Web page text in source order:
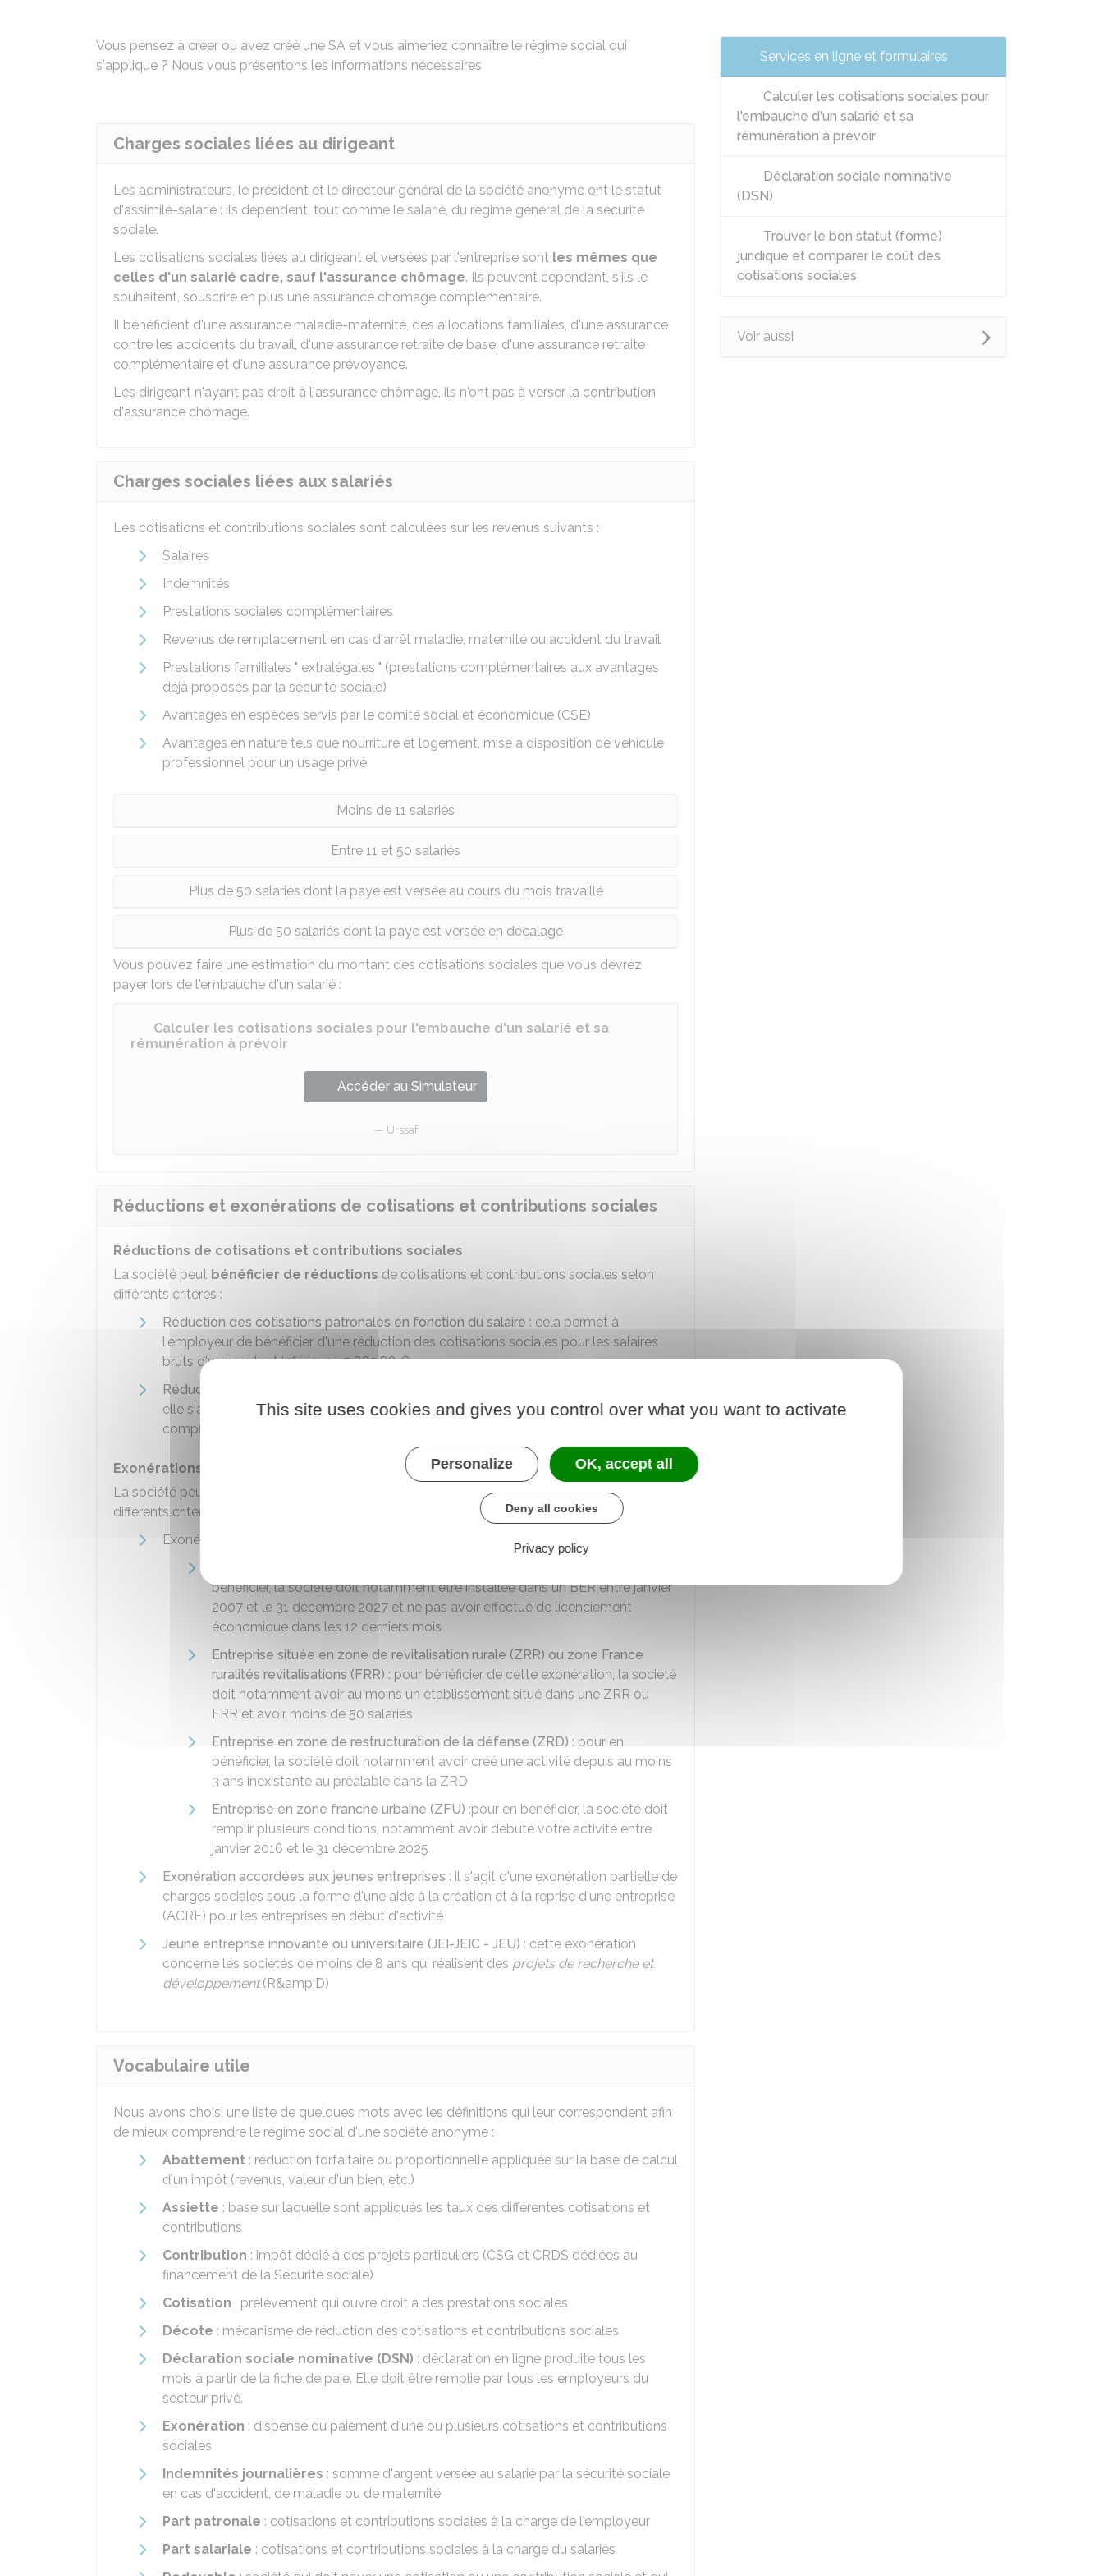
Vous pensez à créer ou avez créé une SA et vous aimeriez connaître le régime social qui
s'applique ? Nous vous présentons les informations nécessaires.
Charges sociales liées au dirigeant
Les administrateurs, le président et le directeur général de la société anonyme ont le statut
d'assimilé-salarié : ils dépendent, tout comme le salarié, du régime général de la sécurité
sociale.
Les cotisations sociales liées au dirigeant et versées par l'entreprise sont les mêmes que
celles d'un salarié cadre, sauf l'assurance chômage. Ils peuvent cependant, s'ils le
souhaitent, souscrire en plus une assurance chômage complémentaire.
Il bénéficient d'une assurance maladie-maternité, des allocations familiales, d'une assurance
contre les accidents du travail, d'une assurance retraite de base, d'une assurance retraite
complémentaire et d'une assurance prévoyance.
Les dirigeant n'ayant pas droit à l'assurance chômage, ils n'ont pas à verser la contribution
d'assurance chômage.
Charges sociales liées aux salariés
Les cotisations et contributions sociales sont calculées sur les revenus suivants :
Salaires
Indemnités
Prestations sociales complémentaires
Revenus de remplacement en cas d'arrêt maladie, maternité ou accident du travail
Prestations familiales " extralégales " (prestations complémentaires aux avantages
déjà proposés par la sécurité sociale)
Avantages en espèces servis par le comité social et économique (CSE)
Avantages en nature tels que nourriture et logement, mise à disposition de véhicule
professionnel pour un usage privé
Moins de 11 salariés
Entre 11 et 50 salariés
Plus de 50 salariés dont la paye est versée au cours du mois travaillé
Plus de 50 salariés dont la paye est versée en décalage
Vous pouvez faire une estimation du montant des cotisations sociales que vous devrez
payer lors de l'embauche d'un salarié :
Calculer les cotisations sociales pour l'embauche d'un salarié et sa
rémunération à prévoir
Accéder au Simulateur
Urssaf
Réductions et exonérations de cotisations et contributions sociales
Réductions de cotisations et contributions sociales
La société peut bénéficier de réductions de cotisations et contributions sociales selon
différents critères :
Réduction des cotisations patronales en fonction du salaire : cela permet à
l'employeur de bénéficier d'une réduction des cotisations sociales pour les salaires
bruts d'un montant inférieur à2 882,88 €
Réduction des cotisations salariales et patronales sur les heures supplémentaires
elle s'applique aux salariés qui réalisent des heures supplémentaires ou
complémentaires sur la partie du salaire versé au titre de ces heures
Exonérations de cotisations et contributions sociales
La société peut
de cotisations et contributions sociales selon
différents critères :
Exonérations accordées en raison de l'endroit où est située la société :
bénéficier, la société doit notamment être installée dans un BER entre janvier
2007 et le 31 décembre 2027 et ne pas avoir effectué de licenciement
économique dans les 12 derniers mois
Entreprise située en zone de revitalisation rurale (ZRR) ou zone France
ruralités revitalisations (FRR) : pour bénéficier de cette exonération, la société
doit notamment avoir au moins un établissement situé dans une ZRR ou
FRR et avoir moins de 50 salariés
Entreprise en zone de restructuration de la défense (ZRD) : pour en
bénéficier, la société doit notamment avoir créé une activité depuis au moins
3 ans inexistante au préalable dans la ZRD
Entreprise en zone franche urbaine (ZFU) :pour en bénéficier, la société doit
remplir plusieurs conditions, notamment avoir débuté votre activité entre
janvier 2016 et le 31 décembre 2025
Exonération accordées aux jeunes entreprises : il s'agit d'une exonération partielle de
charges sociales sous la forme d'une aide à la création et à la reprise d'une entreprise
(ACRE) pour les entreprises en début d'activité
Jeune entreprise innovante ou universitaire (JEI-JEIC - JEU) : cette exonération
concerne les sociétés de moins de 8 ans qui réalisent des projets de recherche et
développement(R&amp;D)
Vocabulaire utile
Nous avons choisi une liste de quelques mots avec les définitions qui leur correspondent afin
de mieux comprendre le régime social d'une société anonyme :
Abattement : réduction forfaitaire ou proportionnelle appliquée sur la base de calcul
d'un impôt (revenus, valeur d'un bien, etc.)
Assiette : base sur laquelle sont appliqués les taux des différentes cotisations et
contributions
Contribution : impôt dédié à des projets particuliers (CSG et CRDS dédiées au
financement de la Sécurité sociale)
Cotisation : prélèvement qui ouvre droit à des prestations sociales
Décote : mécanisme de réduction des cotisations et contributions sociales
Déclaration sociale nominative (DSN) : déclaration en ligne produite tous les
mois à partir de la fiche de paie. Elle doit être remplie par tous les employeurs du
secteur privé.
Exonération : dispense du paiement d'une ou plusieurs cotisations et contributions
sociales
Indemnités journalières : somme d'argent versée au salarié par la sécurité sociale
en cas d'accident, de maladie ou de maternité
Part patronale : cotisations et contributions sociales à la charge de l'employeur
Part salariale : cotisations et contributions sociales à la charge du salariés
Services en ligne et formulaires
Calculer les cotisations sociales pour
l'embauche d'un salarié et sa
rémunération à prévoir
Déclaration sociale nominative
(DSN)
Trouver le bon statut (forme)
juridique et comparer le coût des
cotisations sociales
Voir aussi
This site uses cookies and gives you control over what you want to activate
Personalize OK, accept all
Deny all cookies
Privacy policy